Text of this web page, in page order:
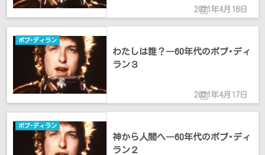
2021年4月18日
2021年4月17日
ボブ･ディラン
わたしは誰？―60年代のボブ･ディ
ラン３
ボブ･ディラン
神から人間へ―60年代のボブ･ディ
ラン２